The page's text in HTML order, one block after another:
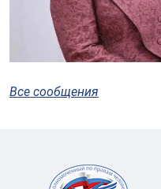
Все сообщения